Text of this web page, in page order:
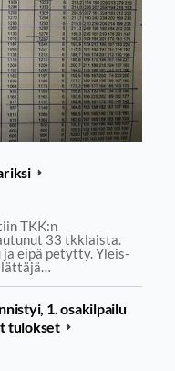
TKK:n
33 tkklaista.
eipä petytty. Yleis-
1. osakilpailu
tulokset